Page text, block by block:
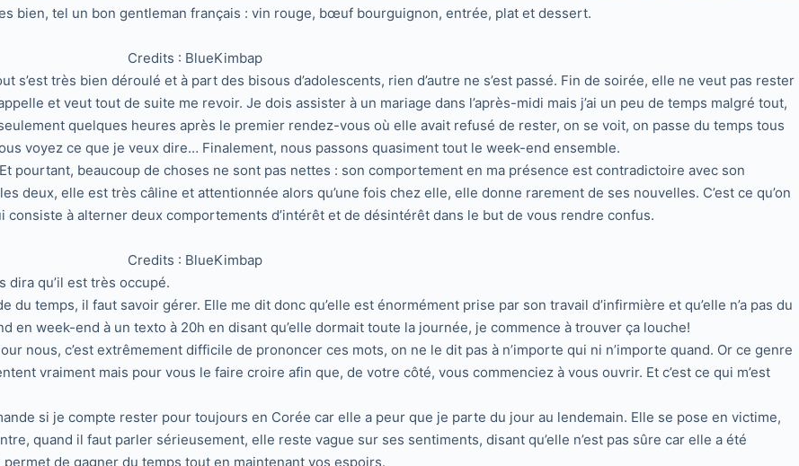
bien, tel un bon gentleman français : vin rouge, bœuf bourguignon, entrée, plat et dessert.
Credits : BlueKimbap
s’est très bien déroulé et à part des bisous d’adolescents, rien d’autre ne s’est passé. Fin de soirée, elle ne veut pas rester
et veut tout de suite me revoir. Je dois assister à un mariage dans l’après-midi mais j’ai un peu de temps malgré tout,
quelques heures après le premier rendez-vous où elle avait refusé de rester, on se voit, on passe du temps tous
voyez ce que je veux dire… Finalement, nous passons quasiment tout le week-end ensemble.
pourtant, beaucoup de choses ne sont pas nettes : son comportement en ma présence est contradictoire avec son
deux, elle est très câline et attentionnée alors qu’une fois chez elle, elle donne rarement de ses nouvelles. C’est ce qu’on
à alterner deux comportements d’intérêt et de désintérêt dans le but de vous rendre confus.
Credits : BlueKimbap
dira qu’il est très occupé.
temps, il faut savoir gérer. Elle me dit donc qu’elle est énormément prise par son travail d’infirmière et qu’elle n’a pas du
en week-end à un texto à 20h en disant qu’elle dormait toute la journée, je commence à trouver ça louche!
nous, c’est extrêmement difficile de prononcer ces mots, on ne le dit pas à n’importe qui ni n’importe quand. Or ce genre
vraiment mais pour vous le faire croire afin que, de votre côté, vous commenciez à vous ouvrir. Et c’est ce qui m’est
si je compte rester pour toujours en Corée car elle a peur que je parte du jour au lendemain. Elle se pose en victime,
quand il faut parler sérieusement, elle reste vague sur ses sentiments, disant qu’elle n’est pas sûre car elle a été
de gagner du temps tout en maintenant vos espoirs.